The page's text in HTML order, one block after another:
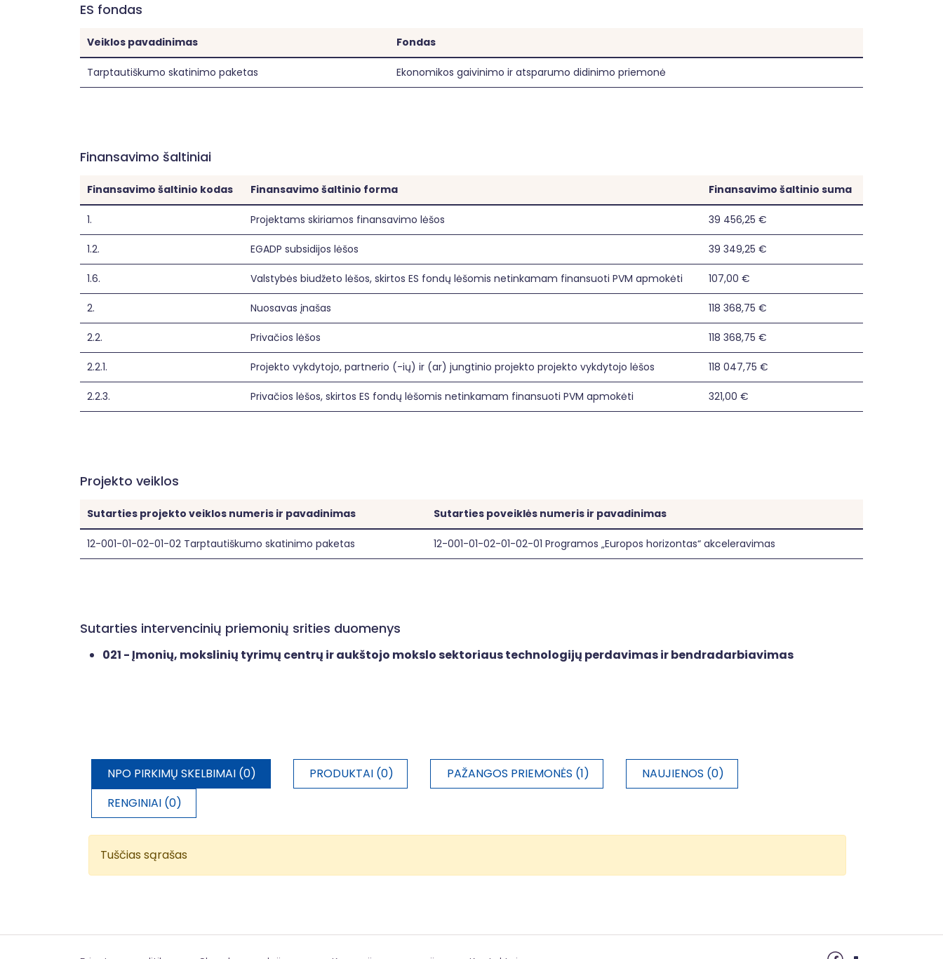
ES fondas
Veiklos pavadinimas Fondas
Tarptautiškumo skatinimo paketas Ekonomikos gaivinimo ir atsparumo didinimo priemonė
Finansavimo šaltiniai
Finansavimo šaltinio kodas Finansavimo šaltinio forma Finansavimo šaltinio suma
1. Projektams skiriamos finansavimo lėšos 39 456,25 €
1.2. EGADP subsidijos lėšos 39 349,25 €
1.6. Valstybės biudžeto lėšos, skirtos ES fondų lėšomis netinkamam finansuoti PVM apmokėti 107,00 €
2. Nuosavas įnašas 118 368,75 €
2.2. Privačios lėšos 118 368,75 €
2.2.1. Projekto vykdytojo, partnerio (-ių) ir (ar) jungtinio projekto projekto vykdytojo lėšos 118 047,75 €
2.2.3. Privačios lėšos, skirtos ES fondų lėšomis netinkamam finansuoti PVM apmokėti 321,00 €
Projekto veiklos
Sutarties projekto veiklos numeris ir pavadinimas Sutarties poveiklės numeris ir pavadinimas
12-001-01-02-01-02 Tarptautiškumo skatinimo paketas 12-001-01-02-01-02-01 Programos „Europos horizontas“ akceleravimas
Sutarties intervencinių priemonių srities duomenys
021 - Įmonių, mokslinių tyrimų centrų ir aukštojo mokslo sektoriaus technologijų perdavimas ir bendradarbiavimas
NPO PIRKIMŲ SKELBIMAI (0) PRODUKTAI (0) PAŽANGOS PRIEMONĖS (1)
NAUJIENOS (0)
RENGINIAI (0)
Tuščias sąrašas